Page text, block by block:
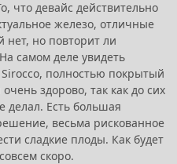
что девайс действительно
железо, отличные
нет, но повторит ли
самом деле увидеть
полностью покрытый
здорово, так как до сих
делал. Есть большая
весьма рискованное
сладкие плоды. Как будет
скоро.